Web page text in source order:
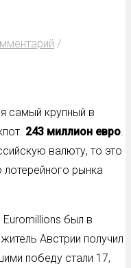
/
самый крупный в
243 миллион евро.
валюту, то это
рынка
был в
Австрии получил
победу стали 17,